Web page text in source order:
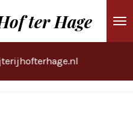
ter Hage